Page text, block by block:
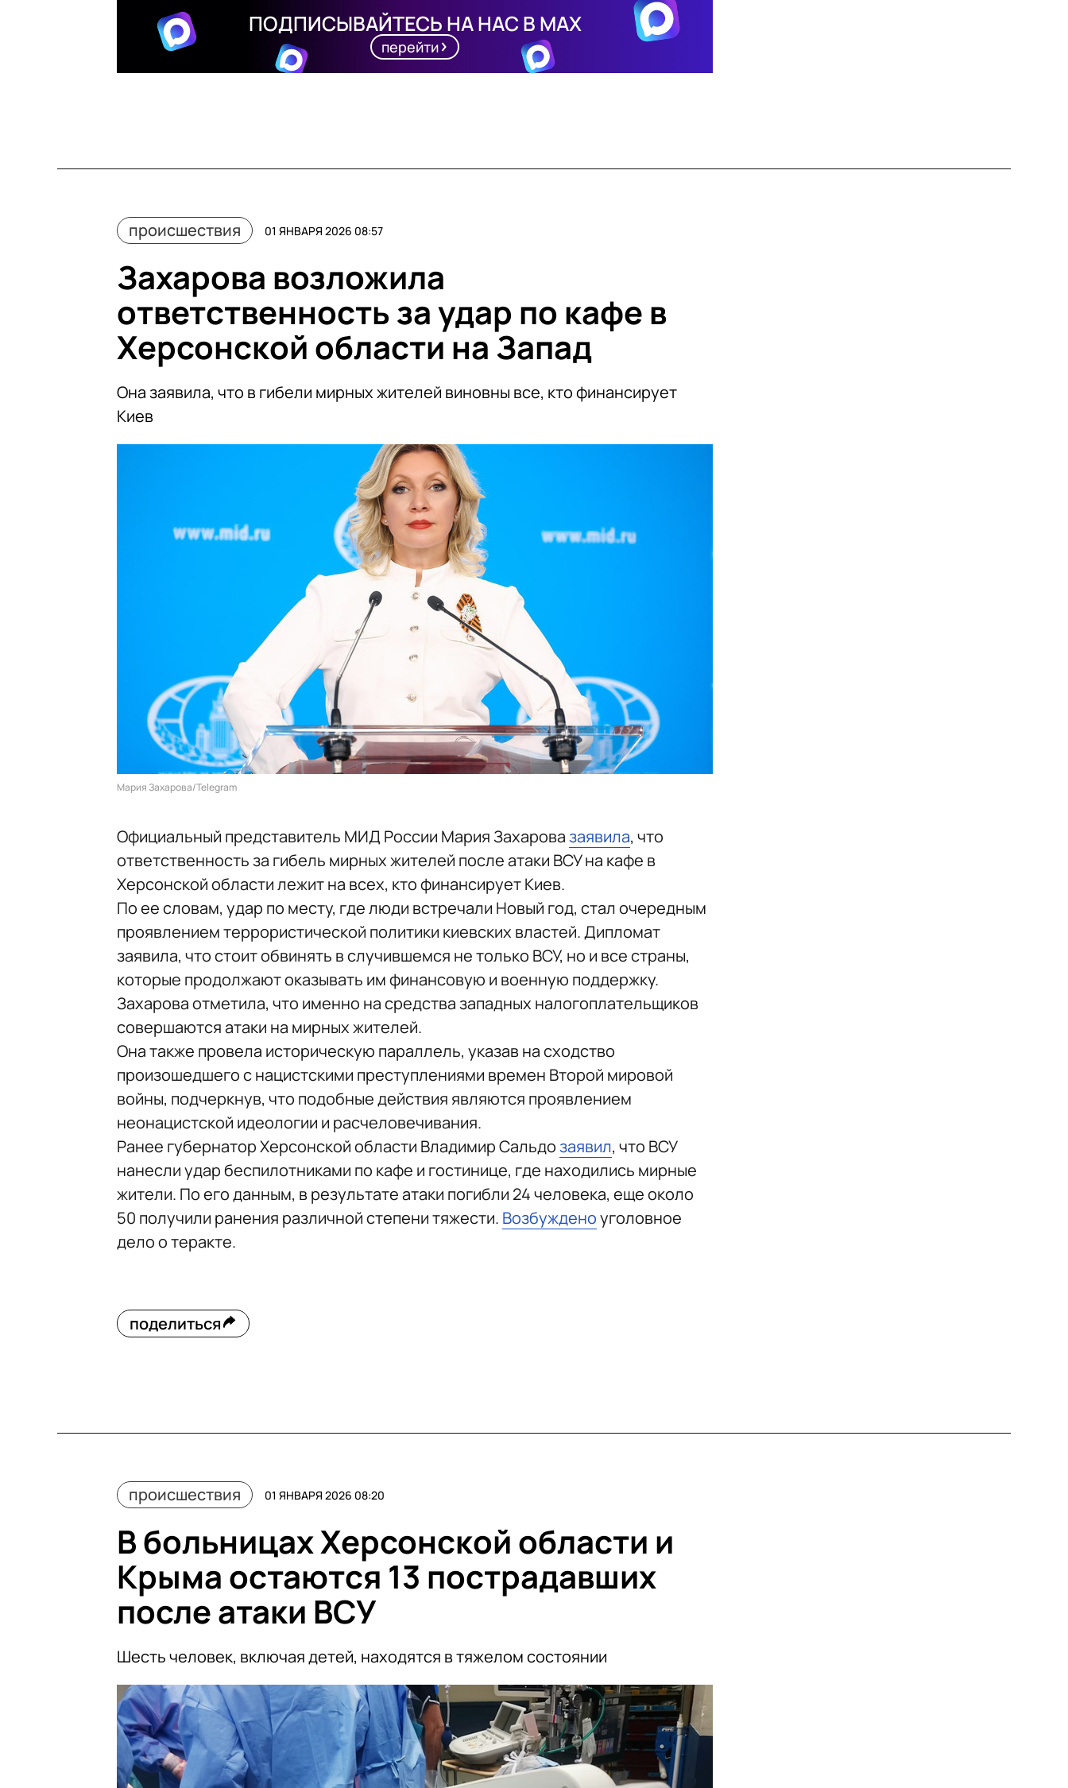
ПОДПИСЫВАЙТЕСЬ НА НАС В MAX
перейти
происшествия 01 ЯНВАРЯ 2026 08:57
Захарова возложила
ответственность за удар по кафе в
Херсонской области на Запад
Она заявила, что в гибели мирных жителей виновны все, кто финансирует
Киев
Мария Захарова/Telegram
Официальный представитель МИД России Мария Захаровазаявила, что
ответственность за гибель мирных жителей после атаки ВСУ на кафе в
Херсонской области лежит на всех, кто финансирует Киев.
По ее словам, удар по месту, где люди встречали Новый год, стал очередным
проявлением террористической политики киевских властей. Дипломат
заявила, что стоит обвинять в случившемся не только ВСУ, но и все страны,
которые продолжают оказывать им финансовую и военную поддержку.
Захарова отметила, что именно на средства западных налогоплательщиков
совершаются атаки на мирных жителей.
Она также провела историческую параллель, указав на сходство
произошедшего с нацистскими преступлениями времен Второй мировой
войны, подчеркнув, что подобные действия являются проявлением
неонацистской идеологии и расчеловечивания.
Ранее губернатор Херсонской области Владимир Сальдозаявил, что ВСУ
нанесли удар беспилотниками по кафе и гостинице, где находились мирные
жители. По его данным, в результате атаки погибли 24 человека, еще около
50 получили ранения различной степени тяжести. Возбужденоуголовное
дело о теракте.
поделиться
происшествия 01 ЯНВАРЯ 2026 08:20
В больницах Херсонской области и
Крыма остаются 13 пострадавших
после атаки ВСУ
Шесть человек, включая детей, находятся в тяжелом состоянии